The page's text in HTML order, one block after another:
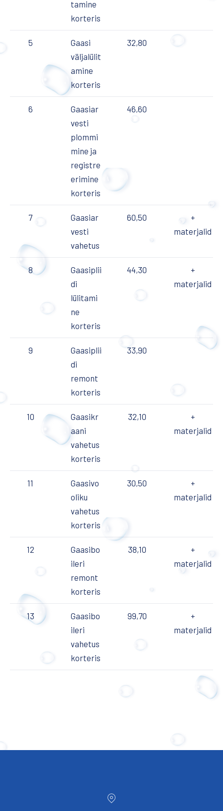
tamine
korteris
5
Gaasi
väljalülit
amine
korteris
32,80
6
Gaasiar
vesti
plommi
mine ja
registre
erimine
korteris
46,60
7
Gaasiar
vesti
vahetus
60,50
+
materjalid
8
Gaasiplii
di
lülitami
ne
korteris
44,30
+
materjalid
9
Gaasiplii
di
remont
korteris
33,90
10
Gaasikr
aani
vahetus
korteris
32,10
+
materjalid
11
Gaasivo
oliku
vahetus
korteris
30,50
+
materjalid
12
Gaasibo
ileri
remont
korteris
38,10
+
materjalid
13
Gaasibo
ileri
vahetus
korteris
99,70
+
materjalid
PREVIOUS